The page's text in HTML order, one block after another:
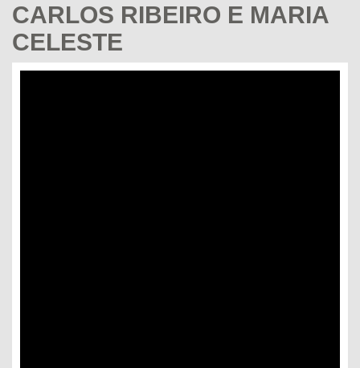
CARLOS RIBEIRO E MARIA
CELESTE